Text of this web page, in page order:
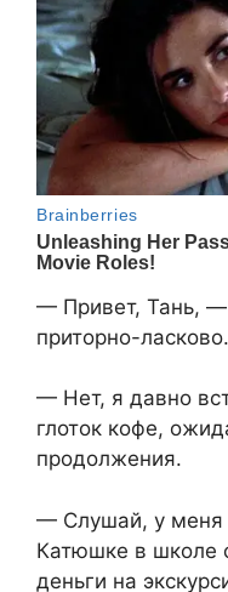
— Привет, Тань, —
приторно-
— Нет, я давно
глоток кофе,
продолжения.
— Слушай, у меня
Катюшке в школе
деньги на